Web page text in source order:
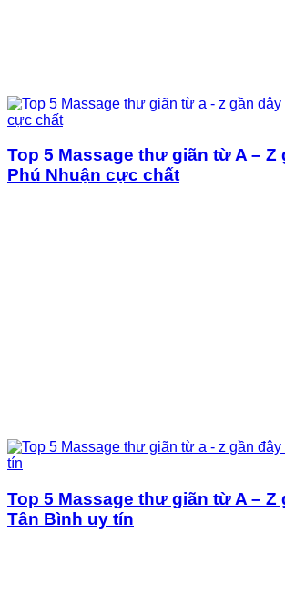
Top 5 Massage thư giãn từ A – Z
Phú Nhuận cực chất
Top 5 Massage thư giãn từ A – Z
Tân Bình uy tín